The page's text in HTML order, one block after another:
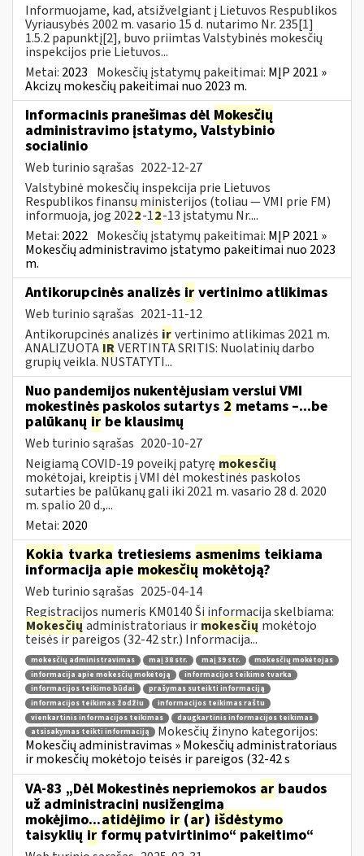
Informuojame, kad, atsižvelgiant į Lietuvos Respublikos
Vyriausybės 2002 m. vasario 15 d. nutarimo Nr. 235[1]
1.5.2 papunktį[2], buvo priimtas Valstybinės mokesčių
inspekcijos prie Lietuvos...
Metai: 2023 Mokesčių įstatymų pakeitimai: MĮP 2021 »
Akcizų mokesčių pakeitimai nuo 2023 m.
Informacinis pranešimas dėl Mokesčių
administravimo įstatymo, Valstybinio
socialinio
Web turinio sąrašas 2022-12-27
Valstybinė mokesčių inspekcija prie Lietuvos
Respublikos finansų ministerijos (toliau — VMI prie FM)
informuoja, jog 2022-12-13 įstatymu Nr....
Metai: 2022 Mokesčių įstatymų pakeitimai: MĮP 2021 »
Mokesčių administravimo įstatymo pakeitimai nuo 2023
m.
Antikorupcinės analizės ir vertinimo atlikimas
Web turinio sąrašas 2021-11-12
Antikorupcinės analizės irvertinimo atlikimas 2021 m.
ANALIZUOTA IRVERTINTA SRITIS: Nuolatinių darbo
grupių veikla. NUSTATYTI...
Nuo pandemijos nukentėjusiam verslui VMI
mokestinės paskolos sutartys 2 metams –...be
palūkanų ir be klausimų
Web turinio sąrašas 2020-10-27
Neigiamą COVID-19 poveikį patyrę mokesčių
mokėtojai, kreiptis į VMI dėl mokestinės paskolos
sutarties be palūkanų gali iki 2021 m. vasario 28 d. 2020
m. spalio 20 d.,...
Metai: 2020
Kokia tvarka tretiesiems asmenims teikiama
informacija apie mokesčiųmokėtoją?
Web turinio sąrašas 2025-04-14
Registracijos numeris KM0140 Ši informacija skelbiama:
Mokesčių administratoriaus ir mokesčių mokėtojo
teisės ir pareigos (32-42 str.) Informacija...
mokesčių administravimas maį 38 str. maį 39 str.
mokesčių mokėtojas
informacija apie mokesčių mokėtoją
informacijos teikimo tvarka
informacijos teikimo būdai
prašymas suteikti informaciją
informacijos teikimas žodžiu
informacijos teikimas raštu
vienkartinis informacijos teikimas
daugkartinis informacijos teikimas
atsisakymas teikti informaciją
Mokesčių žinyno kategorijos:
Mokesčių administravimas » Mokesčių administratoriaus
ir mokesčių mokėtojo teisės ir pareigos (32-42 s
VA-83 „Dėl Mokestinės nepriemokos ar baudos
už administracinį nusižengimą
mokėjimo...atidėjimo ir (ar) išdėstymo
taisyklių ir formų patvirtinimo“ pakeitimo“